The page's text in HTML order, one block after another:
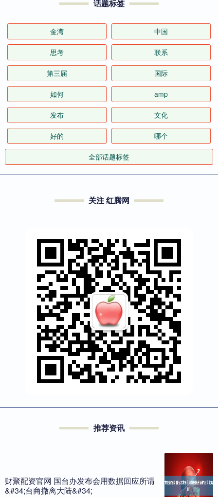
话题标签
金湾 中国
思考 联系
第三届 国际
如何 amp
发布 文化
好的 哪个
全部话题标签
关注 红腾网
推荐资讯
财聚配资官网 国台办发布会用数据回应所谓
&#34;台商撤离大陆&#34;